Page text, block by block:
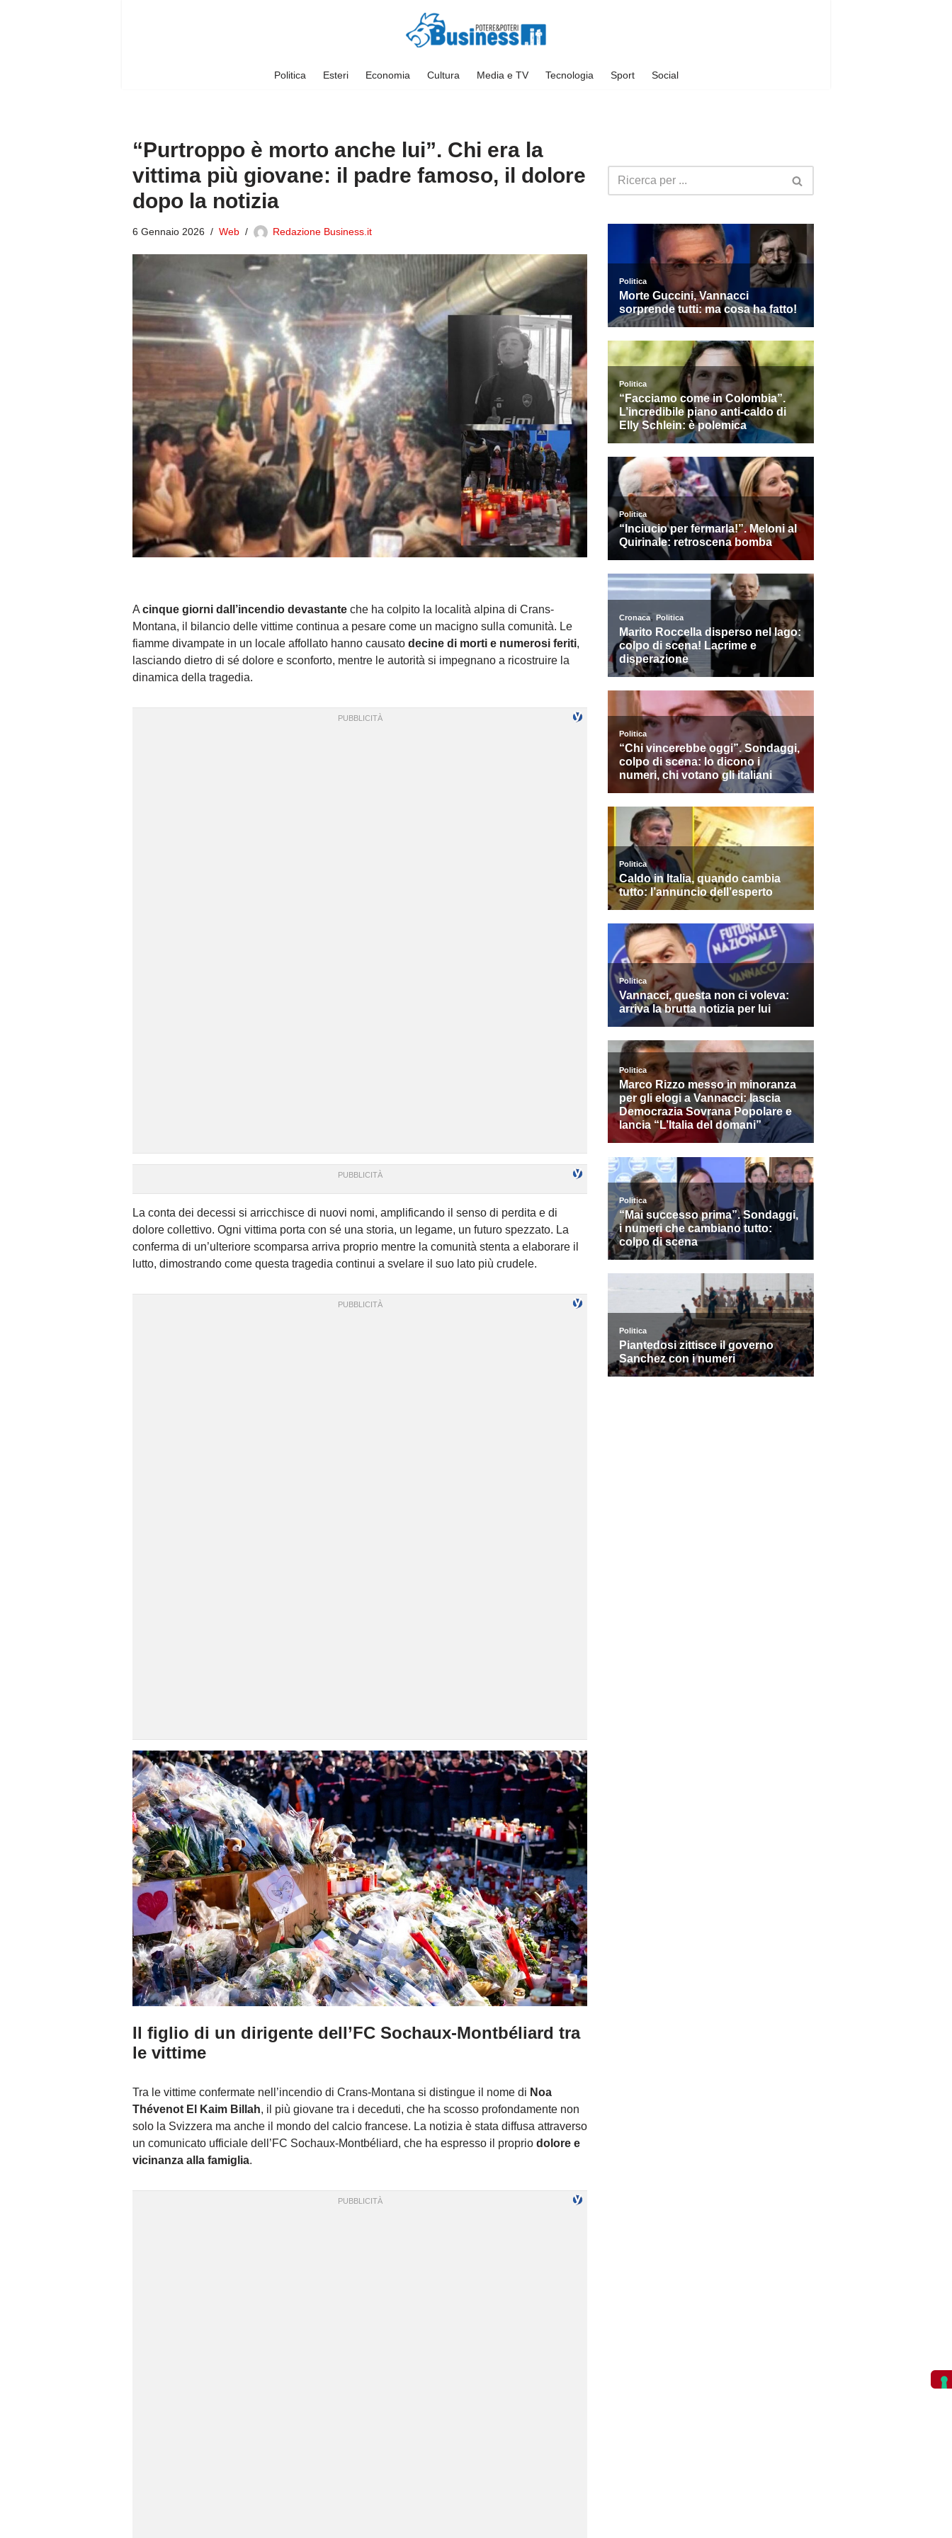
Politica Esteri Economia Cultura Media e TV Tecnologia Sport Social
“Purtroppo è morto anche lui”. Chi era la
vittima più giovane: il padre famoso, il dolore
dopo la notizia
6 Gennaio 2026 Web Redazione Business.it
A cinque giorni dall’incendio devastante che ha colpito la località alpina di Crans-
Montana, il bilancio delle vittime continua a pesare come un macigno sulla comunità. Le
fiamme divampate in un locale affollato hanno causato decine di morti e numerosi feriti,
lasciando dietro di sé dolore e sconforto, mentre le autorità si impegnano a ricostruire la
dinamica della tragedia.
La conta dei decessi si arricchisce di nuovi nomi, amplificando il senso di perdita e di
dolore collettivo. Ogni vittima porta con sé una storia, un legame, un futuro spezzato. La
conferma di un’ulteriore scomparsa arriva proprio mentre la comunità stenta a elaborare il
lutto, dimostrando come questa tragedia continui a svelare il suo lato più crudele.
Il figlio di un dirigente dell’FC Sochaux-Montbéliard tra
le vittime
Tra le vittime confermate nell’incendio di Crans-Montana si distingue il nome di Noa
Thévenot El Kaim Billah, il più giovane tra i deceduti, che ha scosso profondamente non
solo la Svizzera ma anche il mondo del calcio francese. La notizia è stata diffusa attraverso
un comunicato ufficiale dell’FC Sochaux-Montbéliard, che ha espresso il proprio dolore e
vicinanza alla famiglia.